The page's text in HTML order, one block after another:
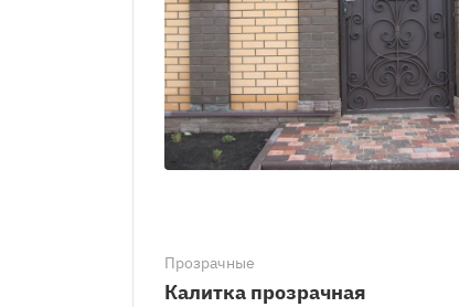
Прозрачные
Калитка прозрачная